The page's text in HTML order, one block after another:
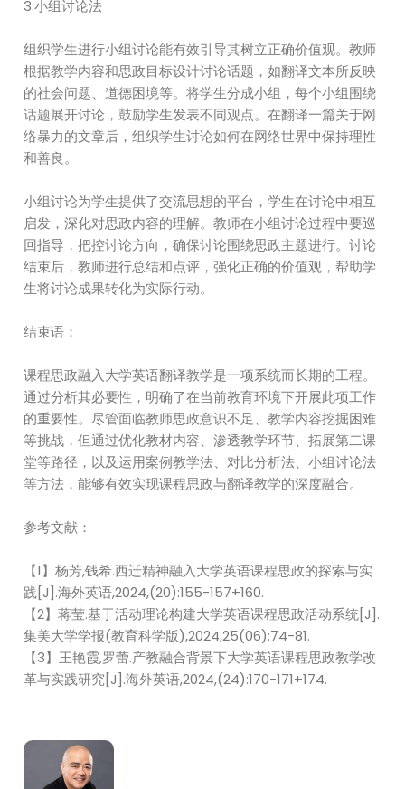
3.小组讨论法
组织学生进行小组讨论能有效引导其树立正确价值观。教师
根据教学内容和思政目标设计讨论话题，如翻译文本所反映
的社会问题、道德困境等。将学生分成小组，每个小组围绕
话题展开讨论，鼓励学生发表不同观点。在翻译一篇关于网
络暴力的文章后，组织学生讨论如何在网络世界中保持理性
和善良。
小组讨论为学生提供了交流思想的平台，学生在讨论中相互
启发，深化对思政内容的理解。教师在小组讨论过程中要巡
回指导，把控讨论方向，确保讨论围绕思政主题进行。讨论
结束后，教师进行总结和点评，强化正确的价值观，帮助学
生将讨论成果转化为实际行动。
结束语：
课程思政融入大学英语翻译教学是一项系统而长期的工程。
通过分析其必要性，明确了在当前教育环境下开展此项工作
的重要性。尽管面临教师思政意识不足、教学内容挖掘困难
等挑战，但通过优化教材内容、渗透教学环节、拓展第二课
堂等路径，以及运用案例教学法、对比分析法、小组讨论法
等方法，能够有效实现课程思政与翻译教学的深度融合。
参考文献：
【1】杨芳,钱希.西迁精神融入大学英语课程思政的探索与实
践[J].海外英语,2024,(20):155-157+160.
【2】蒋莹.基于活动理论构建大学英语课程思政活动系统[J].
集美大学学报(教育科学版),2024,25(06):74-81.
【3】王艳霞,罗蕾.产教融合背景下大学英语课程思政教学改
革与实践研究[J].海外英语,2024,(24):170-171+174.